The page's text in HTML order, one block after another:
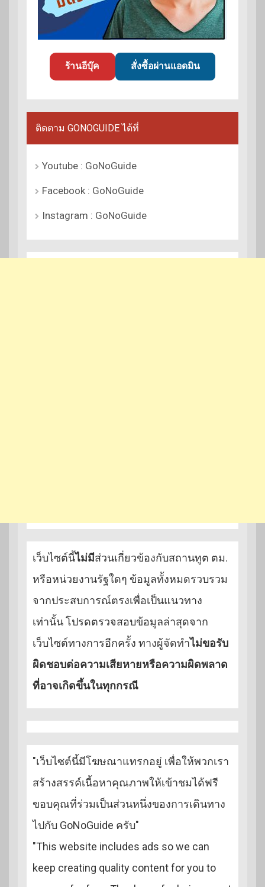
ร้านอีบุ๊ค สั่งซื้อผ่านแอดมิน
ติดตาม GONOGUIDE ได้ที่
Youtube : GoNoGuide
Facebook : GoNoGuide
Instagram : GoNoGuide
เว็บไซต์นี้ไม่มีส่วนเกี่ยวข้องกับสถานทูต ตม.
หรือหน่วยงานรัฐใดๆ ข้อมูลทั้งหมดรวบรวม
จากประสบการณ์ตรงเพื่อเป็นแนวทาง
เท่านั้น โปรดตรวจสอบข้อมูลล่าสุดจาก
เว็บไซต์ทางการอีกครั้ง ทางผู้จัดทำไม่ขอรับ
ผิดชอบต่อความเสียหายหรือความผิดพลาด
ที่อาจเกิดขึ้นในทุกกรณี
"เว็บไซต์นี้มีโฆษณาแทรกอยู่ เพื่อให้พวกเรา
สร้างสรรค์เนื้อหาคุณภาพให้เข้าชมได้ฟรี
ขอบคุณที่ร่วมเป็นส่วนหนึ่งของการเดินทาง
ไปกับ GoNoGuide ครับ"
"This website includes ads so we can
keep creating quality content for you to